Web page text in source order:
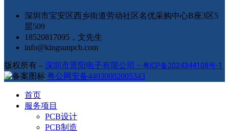
深圳市宝安区西乡街道劳动社区名优采购中心B座3区5
层509
18520817095，文先生
info@kingsunpcb.com
版权所有 – 深圳市景阳电子有限公司 – 粤ICP备2024344108号-1
粤公网安备44030002005343
首页
服务项目
PCB设计
PCB制造